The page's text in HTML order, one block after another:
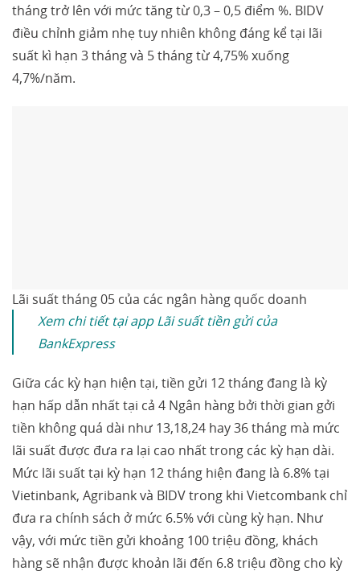
tháng trở lên với mức tăng từ 0,3 – 0,5 điểm %. BIDV
điều chỉnh giảm nhẹ tuy nhiên không đáng kể tại lãi
suất kì hạn 3 tháng và 5 tháng từ 4,75% xuống
4,7%/năm.
Lãi suất tháng 05 của các ngân hàng quốc doanh
Xem chi tiết tại app Lãi suất tiền gửi của
BankExpress
Giữa các kỳ hạn hiện tại, tiền gửi 12 tháng đang là kỳ
hạn hấp dẫn nhất tại cả 4 Ngân hàng bởi thời gian gởi
tiền không quá dài như 13,18,24 hay 36 tháng mà mức
lãi suất được đưa ra lại cao nhất trong các kỳ hạn dài.
Mức lãi suất tại kỳ hạn 12 tháng hiện đang là 6.8% tại
Vietinbank, Agribank và BIDV trong khi Vietcombank chỉ
đưa ra chính sách ở mức 6.5% với cùng kỳ hạn. Như
vậy, với mức tiền gửi khoảng 100 triệu đồng, khách
hàng sẽ nhận được khoản lãi đến 6.8 triệu đồng cho kỳ